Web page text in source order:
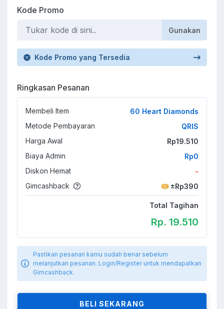
Kode Promo
Gunakan
Kode Promo yang Tersedia
Ringkasan Pesanan
Membeli Item
60 Heart Diamonds
Metode Pembayaran
QRIS
Harga Awal
Rp19.510
Biaya Admin
Rp0
Diskon Hemat
-
Gimcashback
±Rp390
Total Tagihan
Rp. 19.510
Pastikan pesanan kamu sudah benar sebelum
melanjutkan pesanan. Login/Register untuk mendapatkan
Gimcashback.
BELI SEKARANG